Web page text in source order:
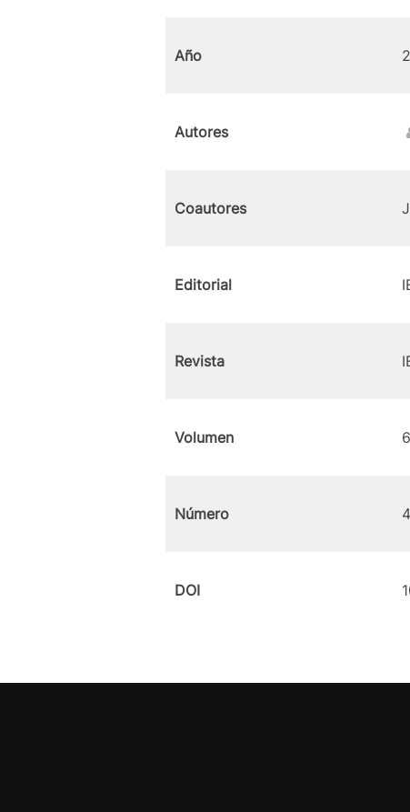
Año
Autores
Coautores
Editorial
Revista
Volumen
Número 4
DOI